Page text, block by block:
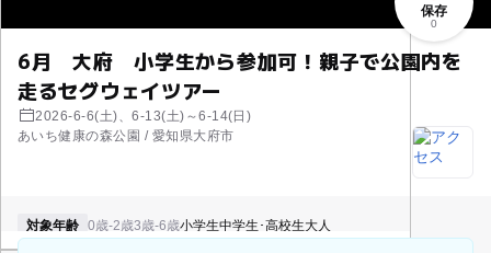
6月 大府 小学生から参加可！親子で公園内を
走るセグウェイツアー
2026-6-6(土)、6-13(土)～6-14(日)
あいち健康の森公園 / 愛知県大府市
保存
0
対象年齢 0歳-2歳3歳-6歳小学生中学生･高校生大人